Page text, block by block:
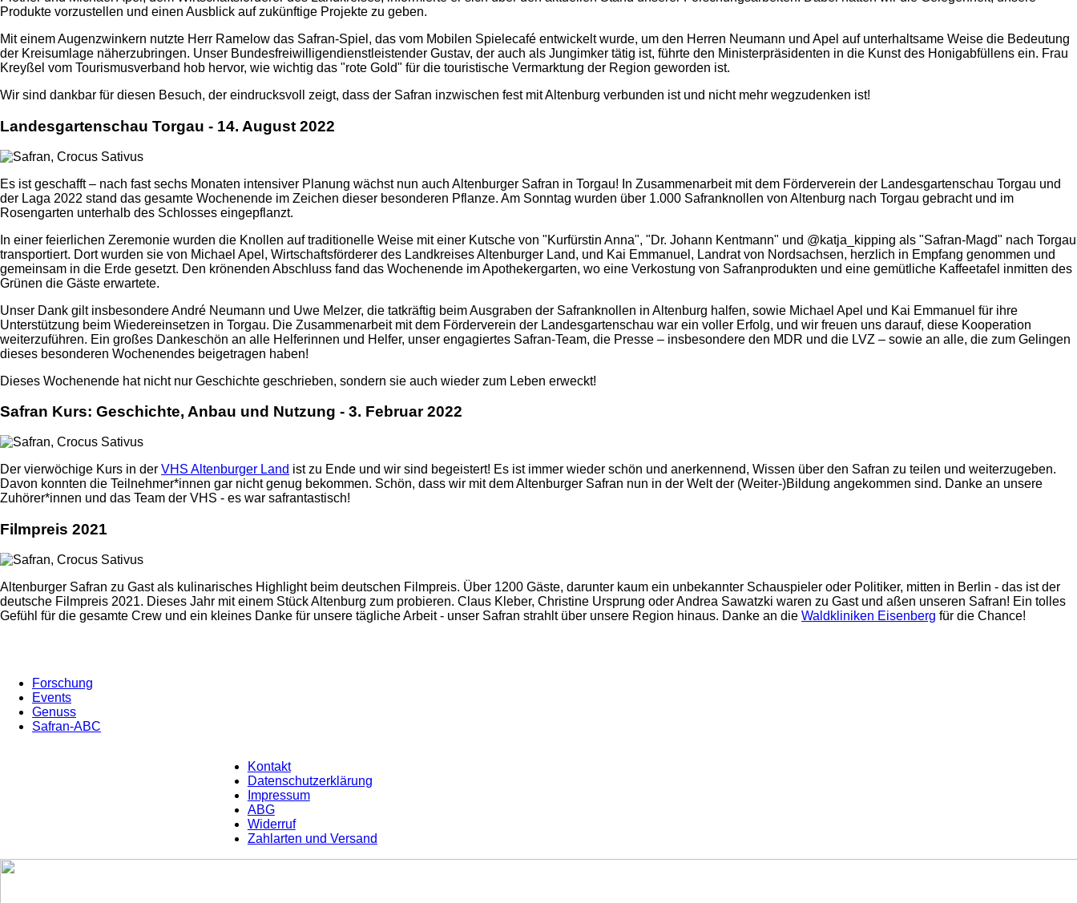
Produkte vorzustellen und einen Ausblick auf zukünftige Projekte zu geben.
Mit einem Augenzwinkern nutzte Herr Ramelow das Safran-Spiel, das vom Mobilen Spielecafé entwickelt wurde, um den Herren Neumann und Apel auf unterhaltsame Weise die Bedeutung
der Kreisumlage näherzubringen. Unser Bundesfreiwilligendienstleistender Gustav, der auch als Jungimker tätig ist, führte den Ministerpräsidenten in die Kunst des Honigabfüllens ein. Frau
Kreyßel vom Tourismusverband hob hervor, wie wichtig das "rote Gold" für die touristische Vermarktung der Region geworden ist.
Wir sind dankbar für diesen Besuch, der eindrucksvoll zeigt, dass der Safran inzwischen fest mit Altenburg verbunden ist und nicht mehr wegzudenken ist!
Landesgartenschau Torgau - 14. August 2022
Es ist geschafft – nach fast sechs Monaten intensiver Planung wächst nun auch Altenburger Safran in Torgau! In Zusammenarbeit mit dem Förderverein der Landesgartenschau Torgau und
der Laga 2022 stand das gesamte Wochenende im Zeichen dieser besonderen Pflanze. Am Sonntag wurden über 1.000 Safranknollen von Altenburg nach Torgau gebracht und im
Rosengarten unterhalb des Schlosses eingepflanzt.
In einer feierlichen Zeremonie wurden die Knollen auf traditionelle Weise mit einer Kutsche von "Kurfürstin Anna", "Dr. Johann Kentmann" und @katja_kipping als "Safran-Magd" nach Torgau
transportiert. Dort wurden sie von Michael Apel, Wirtschaftsförderer des Landkreises Altenburger Land, und Kai Emmanuel, Landrat von Nordsachsen, herzlich in Empfang genommen und
gemeinsam in die Erde gesetzt. Den krönenden Abschluss fand das Wochenende im Apothekergarten, wo eine Verkostung von Safranprodukten und eine gemütliche Kaffeetafel inmitten des
Grünen die Gäste erwartete.
Unser Dank gilt insbesondere André Neumann und Uwe Melzer, die tatkräftig beim Ausgraben der Safranknollen in Altenburg halfen, sowie Michael Apel und Kai Emmanuel für ihre
Unterstützung beim Wiedereinsetzen in Torgau. Die Zusammenarbeit mit dem Förderverein der Landesgartenschau war ein voller Erfolg, und wir freuen uns darauf, diese Kooperation
weiterzuführen. Ein großes Dankeschön an alle Helferinnen und Helfer, unser engagiertes Safran-Team, die Presse – insbesondere den MDR und die LVZ – sowie an alle, die zum Gelingen
dieses besonderen Wochenendes beigetragen haben!
Dieses Wochenende hat nicht nur Geschichte geschrieben, sondern sie auch wieder zum Leben erweckt!
Safran Kurs: Geschichte, Anbau und Nutzung - 3. Februar 2022
Der vierwöchige Kurs in der VHS Altenburger Land ist zu Ende und wir sind begeistert! Es ist immer wieder schön und anerkennend, Wissen über den Safran zu teilen und weiterzugeben.
Davon konnten die Teilnehmer*innen gar nicht genug bekommen. Schön, dass wir mit dem Altenburger Safran nun in der Welt der (Weiter-)Bildung angekommen sind. Danke an unsere
Zuhörer*innen und das Team der VHS - es war safrantastisch!
Filmpreis 2021
Altenburger Safran zu Gast als kulinarisches Highlight beim deutschen Filmpreis. Über 1200 Gäste, darunter kaum ein unbekannter Schauspieler oder Politiker, mitten in Berlin - das ist der
deutsche Filmpreis 2021. Dieses Jahr mit einem Stück Altenburg zum probieren. Claus Kleber, Christine Ursprung oder Andrea Sawatzki waren zu Gast und aßen unseren Safran! Ein tolles
Gefühl für die gesamte Crew und ein kleines Danke für unsere tägliche Arbeit - unser Safran strahlt über unsere Region hinaus. Danke an die Waldkliniken Eisenberg für die Chance!
Forschung
Events
Genuss
Safran-ABC
Kontakt
Datenschutzerklärung
Impressum
ABG
Widerruf
Zahlarten und Versand